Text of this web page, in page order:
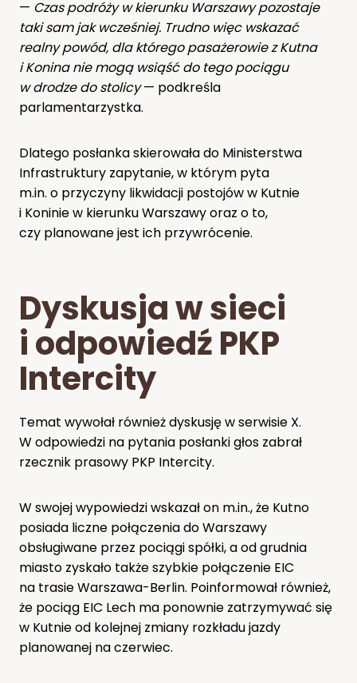
— Czas podróży w kierunku Warszawy pozostaje
taki sam jak wcześniej. Trudno więc wskazać
realny powód, dla którego pasażerowie z Kutna
i Konina nie mogą wsiąść do tego pociągu
w drodze do stolicy— podkreśla
parlamentarzystka.
Dlatego posłanka skierowała do Ministerstwa
Infrastruktury zapytanie, w którym pyta
m.in. o przyczyny likwidacji postojów w Kutnie
i Koninie w kierunku Warszawy oraz o to,
czy planowane jest ich przywrócenie.
Dyskusja w sieci
i odpowiedź PKP
Intercity
Temat wywołał również dyskusję w serwisie X.
W odpowiedzi na pytania posłanki głos zabrał
rzecznik prasowy PKP Intercity.
W swojej wypowiedzi wskazał on m.in., że Kutno
posiada liczne połączenia do Warszawy
obsługiwane przez pociągi spółki, a od grudnia
miasto zyskało także szybkie połączenie EIC
na trasie Warszawa-Berlin. Poinformował również,
że pociąg EIC Lech ma ponownie zatrzymywać się
w Kutnie od kolejnej zmiany rozkładu jazdy
planowanej na czerwiec.